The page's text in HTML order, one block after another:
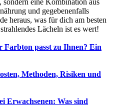
eine Kombination aus
und gegebenenfalls
heraus, was für dich am besten
Lächeln ist es wert!
Farbton passt zu Ihnen? Ein
Methoden, Risiken und
Erwachsenen: Was sind